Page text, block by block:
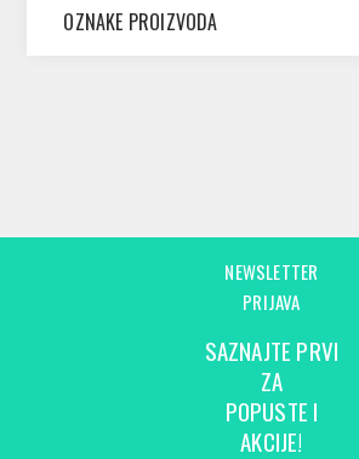
OZNAKE PROIZVODA
NEWSLETTER
PRIJAVA
SAZNAJTE PRVI
ZA
POPUSTE I
AKCIJE!